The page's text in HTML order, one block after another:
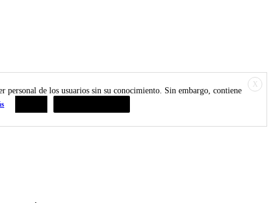
X
personal de los usuarios sin su conocimiento. Sin embargo, contiene